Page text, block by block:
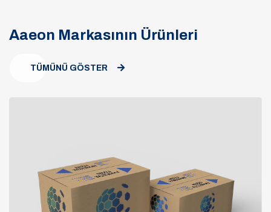
Aaeon Markasının Ürünleri
TÜMÜNÜ GÖSTER